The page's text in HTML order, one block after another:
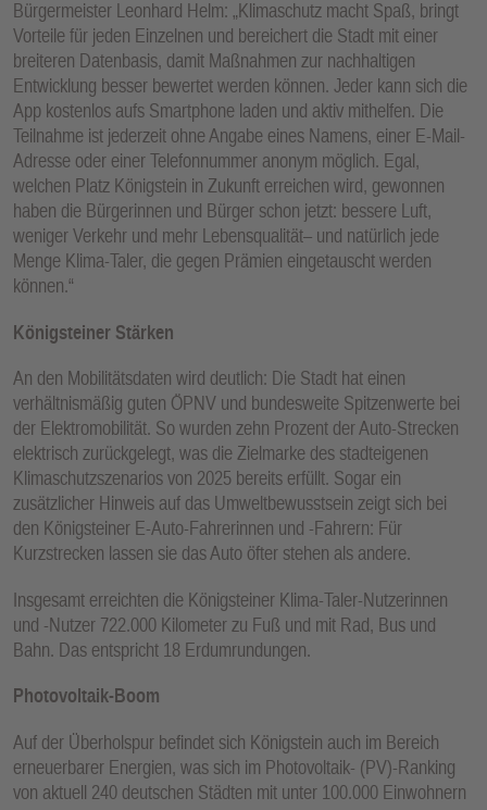
Bürgermeister Leonhard Helm: „Klimaschutz macht Spaß, bringt
Vorteile für jeden Einzelnen und bereichert die Stadt mit einer
breiteren Datenbasis, damit Maßnahmen zur nachhaltigen
Entwicklung besser bewertet werden können. Jeder kann sich die
App kostenlos aufs Smartphone laden und aktiv mithelfen. Die
Teilnahme ist jederzeit ohne Angabe eines Namens, einer E-Mail-
Adresse oder einer Telefonnummer anonym möglich. Egal,
welchen Platz Königstein in Zukunft erreichen wird, gewonnen
haben die Bürgerinnen und Bürger schon jetzt: bessere Luft,
weniger Verkehr und mehr Lebensqualität– und natürlich jede
Menge Klima-Taler, die gegen Prämien eingetauscht werden
können.“
Königsteiner Stärken
An den Mobilitätsdaten wird deutlich: Die Stadt hat einen
verhältnismäßig guten ÖPNV und bundesweite Spitzenwerte bei
der Elektromobilität. So wurden zehn Prozent der Auto-Strecken
elektrisch zurückgelegt, was die Zielmarke des stadteigenen
Klimaschutzszenarios von 2025 bereits erfüllt. Sogar ein
zusätzlicher Hinweis auf das Umweltbewusstsein zeigt sich bei
den Königsteiner E-Auto-Fahrerinnen und -Fahrern: Für
Kurzstrecken lassen sie das Auto öfter stehen als andere.
Insgesamt erreichten die Königsteiner Klima-Taler-Nutzerinnen
und -Nutzer 722.000 Kilometer zu Fuß und mit Rad, Bus und
Bahn. Das entspricht 18 Erdumrundungen.
Photovoltaik-Boom
Auf der Überholspur befindet sich Königstein auch im Bereich
erneuerbarer Energien, was sich im Photovoltaik- (PV)-Ranking
von aktuell 240 deutschen Städten mit unter 100.000 Einwohnern